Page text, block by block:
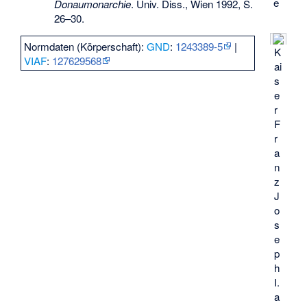
K
ai
s
e
r
F
r
a
n
z
J
o
s
e
p
h
I.
a
Donaumonarchie. Univ. Diss., Wien 1992, S.
26–30.
Normdaten (Körperschaft):GND: 1243389-5
|
VIAF: 127629568